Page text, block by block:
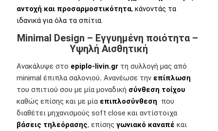
αντοχή και προσαρμοστικότητα, κάνοντάς τα
ιδανικά για όλα τα σπίτια.
Minimal Design – Εγγυημένη ποιότητα –
Υψηλή Αισθητική
Ανακάλυψε στο epiplo-livin.grτη συλλογή μας από
minimal έπιπλα σαλονιού. Ανανέωσε την επίπλωση
του σπιτιού σου με μία μοναδική σύνθεση τοίχου
καθώς επίσης και με μία επιπλοσύνθεση που
διαθέτει μηχανισμούς soft close και αντίστοιχα
βάσεις τηλεόρασης, επίσης γωνιακό καναπέ και